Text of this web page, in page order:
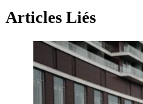
Articles Liés